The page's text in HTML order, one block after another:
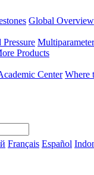
Global Overview
Products
Center Where
Français Español